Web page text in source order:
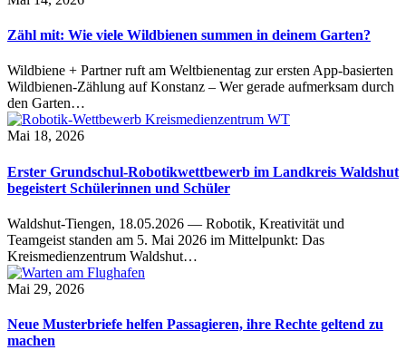
Zähl mit: Wie viele Wildbienen summen in deinem Garten?
Wildbiene + Partner ruft am Weltbienentag zur ersten App-basierten
Wildbienen-Zählung auf Konstanz – Wer gerade aufmerksam durch
den Garten…
Mai 18, 2026
Erster Grundschul-Robotikwettbewerb im Landkreis Waldshut
begeistert Schülerinnen und Schüler
Waldshut-Tiengen, 18.05.2026 — Robotik, Kreativität und
Teamgeist standen am 5. Mai 2026 im Mittelpunkt: Das
Kreismedienzentrum Waldshut…
Mai 29, 2026
Neue Musterbriefe helfen Passagieren, ihre Rechte geltend zu
machen